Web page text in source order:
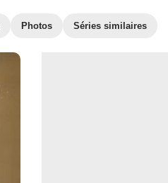
Photos Séries similaires